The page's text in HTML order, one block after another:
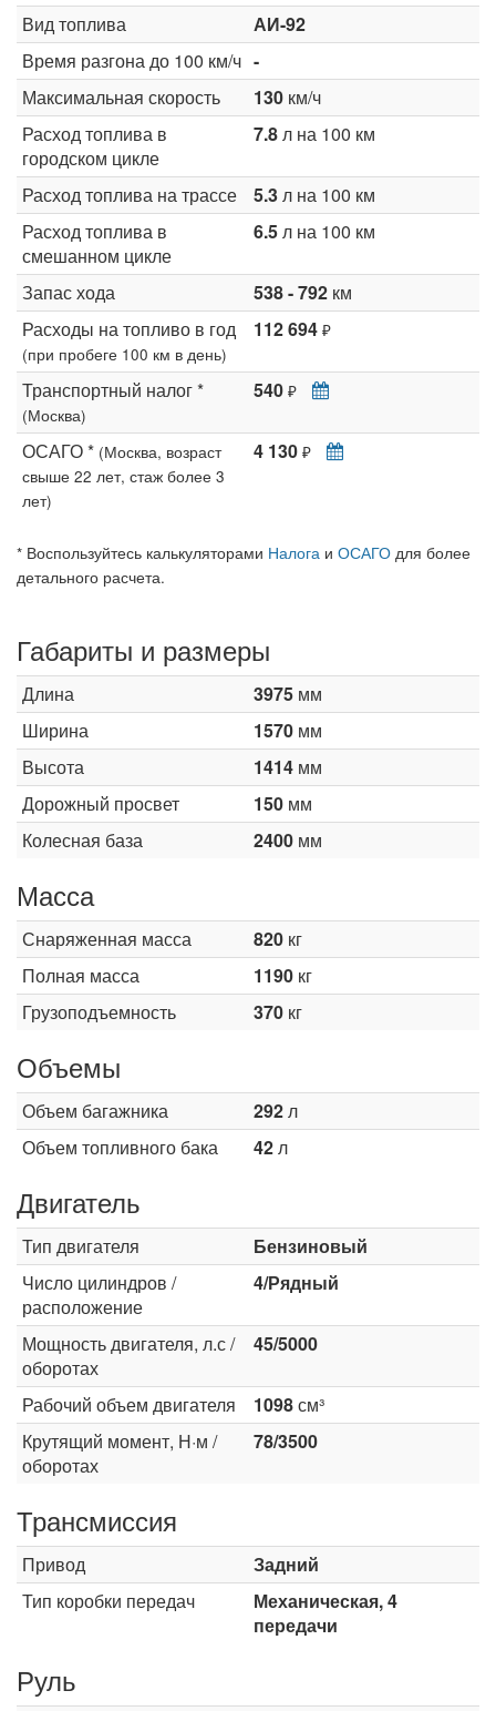
Вид топлива
АИ-92
Время разгона до 100 км/ч -
Максимальная скорость
130 км/ч
Расход топлива в
городском цикле
7.8л на 100 км
Расход топлива на трассе 5.3л на 100 км
Расход топлива в
смешанном цикле
6.5л на 100 км
Запас хода 538 - 792 км
Расходы на топливо в год
(при пробеге 100 км в день)
112 694 ₽
Транспортный налог *
(Москва)
540 ₽
ОСАГО * (Москва, возраст
свыше 22 лет, стаж более 3
лет)
4 130 ₽
* Воспользуйтесь калькуляторами Налога и ОСАГО для более
детального расчета.
Габариты и размеры
Длина 3975 мм
Ширина
1570 мм
Высота
1414 мм
Дорожный просвет
150 мм
Колесная база
2400 мм
Масса
Снаряженная масса 820 кг
Полная масса
1190 кг
Грузоподъемность
370 кг
Объемы
Объем багажника 292л
Объем топливного бака
42л
Двигатель
Тип двигателя
Бензиновый
Число цилиндров /
расположение
4/Рядный
Мощность двигателя, л.с /
оборотах
45/5000
Рабочий объем двигателя 1098см³
Крутящий момент, Н·м /
оборотах
78/3500
Трансмиссия
Привод
Задний
Тип коробки передач
Механическая, 4
передачи
Руль